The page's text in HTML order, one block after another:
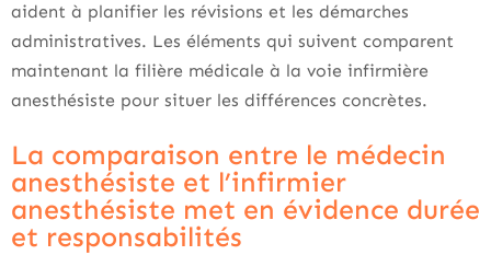
aident à planifier les révisions et les démarches
administratives. Les éléments qui suivent comparent
maintenant la filière médicale à la voie infirmière
anesthésiste pour situer les différences concrètes.
La comparaison entre le médecin
anesthésiste et l’infirmier
anesthésiste met en évidence durée
et responsabilités